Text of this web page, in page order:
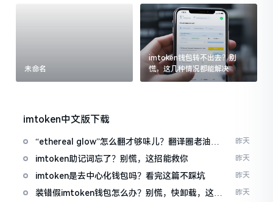
未命名
imtoken钱包转不出去？别
慌，这几种情况都能解决
imtoken中文版下载
“ethereal glow”怎么翻才够味儿？翻译圈老油条
的私房话
昨天
imtoken助记词忘了？别慌，这招能救你 昨天
imtoken是去中心化钱包吗？看完这篇不踩坑 昨天
装错假imtoken钱包怎么办？别慌，快卸载，这几
昨天